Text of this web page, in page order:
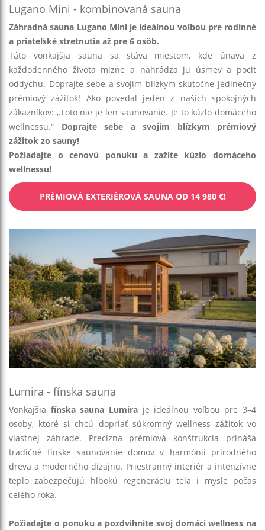
Lugano Mini - kombinovaná sauna
Záhradná sauna Lugano Mini je ideálnou voľbou pre rodinné
a priateľské stretnutia až pre 6 osôb.
Táto vonkajšia sauna sa stáva miestom, kde únava z
každodenného života mizne a nahrádza ju úsmev a pocit
oddychu. Doprajte sebe a svojim blízkym skutočne jedinečný
prémiový zážitok! Ako povedal jeden z našich spokojných
zákazníkov: „Toto nie je len saunovanie. Je to kúzlo domáceho
wellnessu.“ Doprajte sebe a svojim blízkym prémiový
zážitok zo sauny!
Požiadajte o cenovú ponuku a zažite kúzlo domáceho
wellnessu!
PRÉMIOVÁ EXTERIÉROVÁ SAUNA OD 14 980 €!
Lumira - fínska sauna
Vonkajšia fínska sauna Lumiraje ideálnou voľbou pre 3–4
osoby, ktoré si chcú dopriať súkromný wellness zážitok vo
vlastnej záhrade. Precízna prémiová konštrukcia prináša
tradičné fínske saunovanie domov v harmónii prírodného
dreva a moderného dizajnu. Priestranný interiér a intenzívne
teplo zabezpečujú hlbokú regeneráciu tela i mysle počas
celého roka.
Požiadajte o ponuku a pozdvihnite svoj domáci wellness na